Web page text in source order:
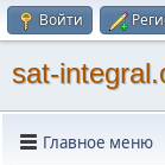
Войти
sat-
Главное меню